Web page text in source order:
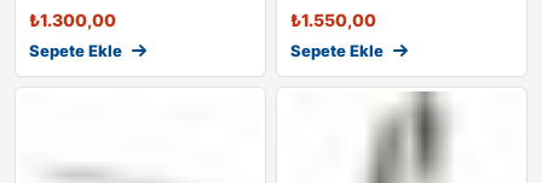
₺1.300,00
Sepete Ekle
₺1.550,00
Sepete Ekle